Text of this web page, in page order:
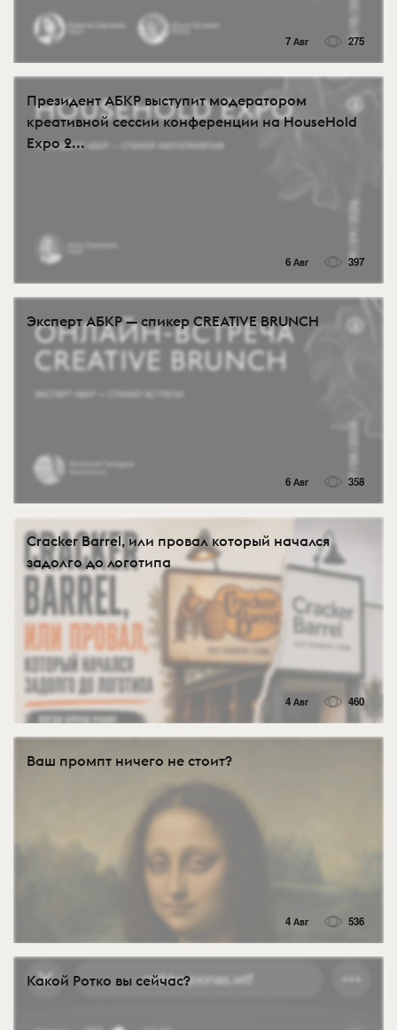
7 Авг 275
Президент АБКР выступит модератором
креативной сессии конференции на HouseHold
Expo 2...
6 Авг 397
Эксперт АБКР — спикер CREATIVE BRUNCH
6 Авг 358
Cracker Barrel, или провал который начался
задолго до логотипа
4 Авг 460
Ваш промпт ничего не стоит?
4 Авг 536
Какой Ротко вы сейчас?